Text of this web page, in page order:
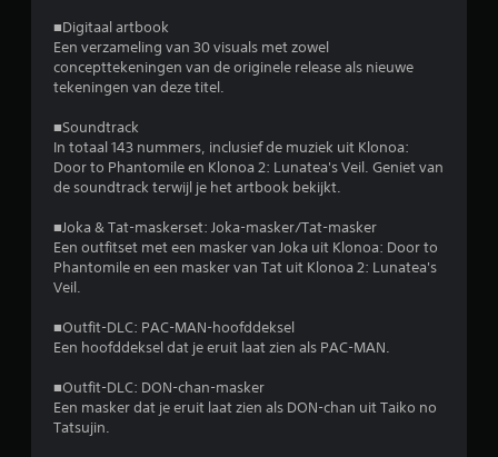
■Digitaal artbook
Een verzameling van 30 visuals met zowel
concepttekeningen van de originele release als nieuwe
tekeningen van deze titel.
■Soundtrack
In totaal 143 nummers, inclusief de muziek uit Klonoa:
Door to Phantomile en Klonoa 2: Lunatea's Veil. Geniet van
de soundtrack terwijl je het artbook bekijkt.
■Joka & Tat-maskerset: Joka-masker/Tat-masker
Een outfitset met een masker van Joka uit Klonoa: Door to
Phantomile en een masker van Tat uit Klonoa 2: Lunatea's
Veil.
■Outfit-DLC: PAC-MAN-hoofddeksel
Een hoofddeksel dat je eruit laat zien als PAC-MAN.
■Outfit-DLC: DON-chan-masker
Een masker dat je eruit laat zien als DON-chan uit Taiko no
Tatsujin.